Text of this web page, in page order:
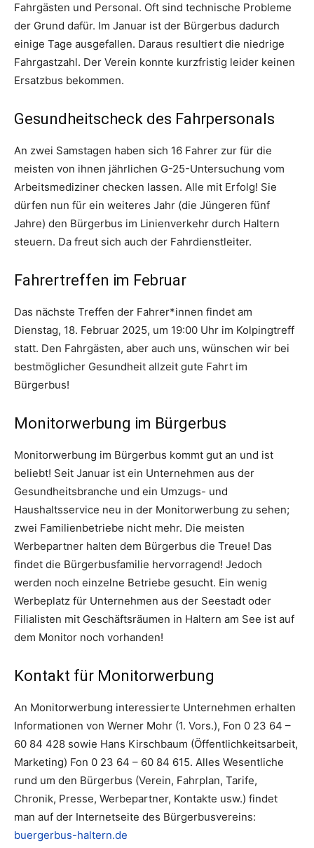
Fahrgästen und Personal. Oft sind technische Probleme
der Grund dafür. Im Januar ist der Bürgerbus dadurch
einige Tage ausgefallen. Daraus resultiert die niedrige
Fahrgastzahl. Der Verein konnte kurzfristig leider keinen
Ersatzbus bekommen.
Gesundheitscheck des Fahrpersonals
An zwei Samstagen haben sich 16 Fahrer zur für die
meisten von ihnen jährlichen G-25-Untersuchung vom
Arbeitsmediziner checken lassen. Alle mit Erfolg! Sie
dürfen nun für ein weiteres Jahr (die Jüngeren fünf
Jahre) den Bürgerbus im Linienverkehr durch Haltern
steuern. Da freut sich auch der Fahrdienstleiter.
Fahrertreffen im Februar
Das nächste Treffen der Fahrer*innen findet am
Dienstag, 18. Februar 2025, um 19:00 Uhr im Kolpingtreff
statt. Den Fahrgästen, aber auch uns, wünschen wir bei
bestmöglicher Gesundheit allzeit gute Fahrt im
Bürgerbus!
Monitorwerbung im Bürgerbus
Monitorwerbung im Bürgerbus kommt gut an und ist
beliebt! Seit Januar ist ein Unternehmen aus der
Gesundheitsbranche und ein Umzugs- und
Haushaltsservice neu in der Monitorwerbung zu sehen;
zwei Familienbetriebe nicht mehr. Die meisten
Werbepartner halten dem Bürgerbus die Treue! Das
findet die Bürgerbusfamilie hervorragend! Jedoch
werden noch einzelne Betriebe gesucht. Ein wenig
Werbeplatz für Unternehmen aus der Seestadt oder
Filialisten mit Geschäftsräumen in Haltern am See ist auf
dem Monitor noch vorhanden!
Kontakt für Monitorwerbung
An Monitorwerbung interessierte Unternehmen erhalten
Informationen von Werner Mohr (1. Vors.), Fon 0 23 64 –
60 84 428 sowie Hans Kirschbaum (Öffentlichkeitsarbeit,
Marketing) Fon 0 23 64 – 60 84 615. Alles Wesentliche
rund um den Bürgerbus (Verein, Fahrplan, Tarife,
Chronik, Presse, Werbepartner, Kontakte usw.) findet
man auf der Internetseite des Bürgerbusvereins:
buergerbus-haltern.de